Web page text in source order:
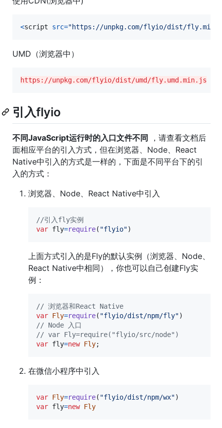
<script src="https://unpkg.com/flyio/dist/
UMD（浏览器中）
https://unpkg.com/flyio/dist/umd/fly.umd.min.js
引入flyio
不同JavaScript运行时的入口文件不同 ，请查看文档后
面相应平台的引入方式，但在浏览器、Node、React
Native中引入的方式是一样的，下面是不同平台下的引
入的方式：
浏览器、Node、React Native中引入
//引入fly实例
var fly=require( "flyio")
上面方式引入的是Fly的默认实例（浏览器、Node、
React Native中相同），你也可以自己创建Fly实
例：
// 浏览器和React Native
var Fly=require( "flyio/dist/npm/fly")
// Node 入口
// var Fly=require("flyio/src/node")
var fly=new Fly;
在微信小程序中引入
var Fly=require( "flyio/dist/npm/wx")
var fly=new Fly